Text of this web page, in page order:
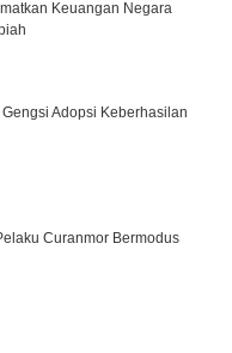
Keuangan Negara
Adopsi Keberhasilan
Curanmor Bermodus